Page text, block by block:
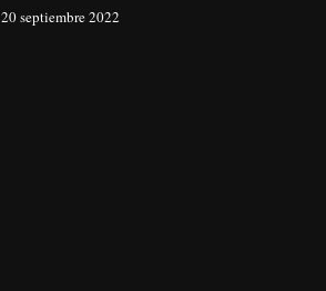
20 septiembre 2022